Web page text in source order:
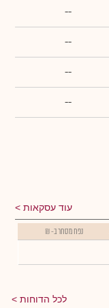
--
--
--
--
עוד עסקאות
נפח מסחר ב- ₪
לכל הדוחות